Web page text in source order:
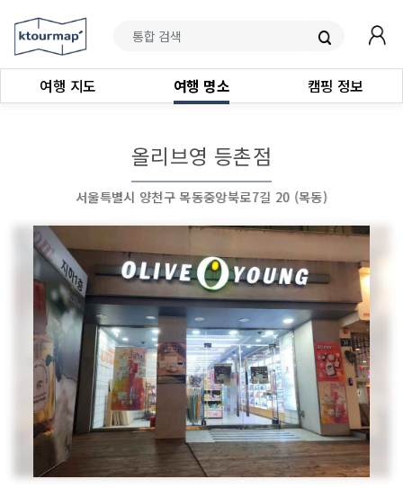
여행 지도 여행 명소 캠핑 정보
올리브영 등촌점
서울특별시 양천구 목동중앙북로7길 20 (목동)